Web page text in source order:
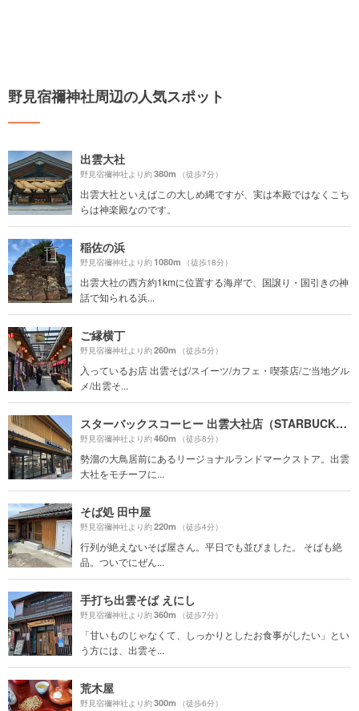
野見宿禰神社周辺の人気スポット
出雲大社
野見宿禰神社より約380m （徒歩7分）
出雲大社といえばこの大しめ縄ですが、実は本殿ではなくこち
らは神楽殿なのです。
稲佐の浜
野見宿禰神社より約1080m （徒歩18分）
出雲大社の西方約1kmに位置する海岸で、国譲り・国引きの神
話で知られる浜...
ご縁横丁
野見宿禰神社より約260m （徒歩5分）
入っているお店 出雲そば/スイーツ/カフェ・喫茶店/ご当地グル
メ/出雲そ...
スターバックスコーヒー 出雲大社店（STARBUCKS COFFEE）
野見宿禰神社より約460m （徒歩8分）
勢溜の大鳥居前にあるリージョナルランドマークストア。出雲
大社をモチーフに...
そば処 田中屋
野見宿禰神社より約220m （徒歩4分）
行列が絶えないそば屋さん。平日でも並びました。 そばも絶
品。ついでにぜん...
手打ち出雲そば えにし
野見宿禰神社より約360m （徒歩7分）
「甘いものじゃなくて、しっかりとしたお食事がしたい」とい
う方には、出雲そ...
荒木屋
野見宿禰神社より約300m （徒歩6分）